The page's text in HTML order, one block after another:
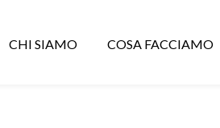
CHI SIAMO COSA FACCIAMO